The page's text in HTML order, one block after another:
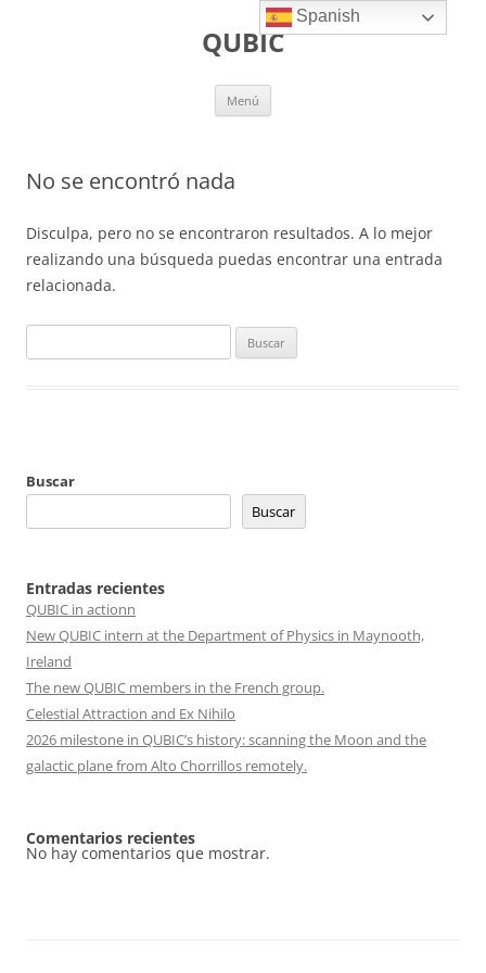
QUBIC
Menú
No se encontró nada
Disculpa, pero no se encontraron resultados. A lo mejor
realizando una búsqueda puedas encontrar una entrada
relacionada.
Buscar
Buscar
Entradas recientes
QUBIC in actionn
New QUBIC intern at the Department of Physics in Maynooth,
Ireland
The new QUBIC members in the French group.
Celestial Attraction and Ex Nihilo
2026 milestone in QUBIC’s history: scanning the Moon and the
galactic plane from Alto Chorrillos remotely.
Comentarios recientes
No hay comentarios que mostrar.
Spanish